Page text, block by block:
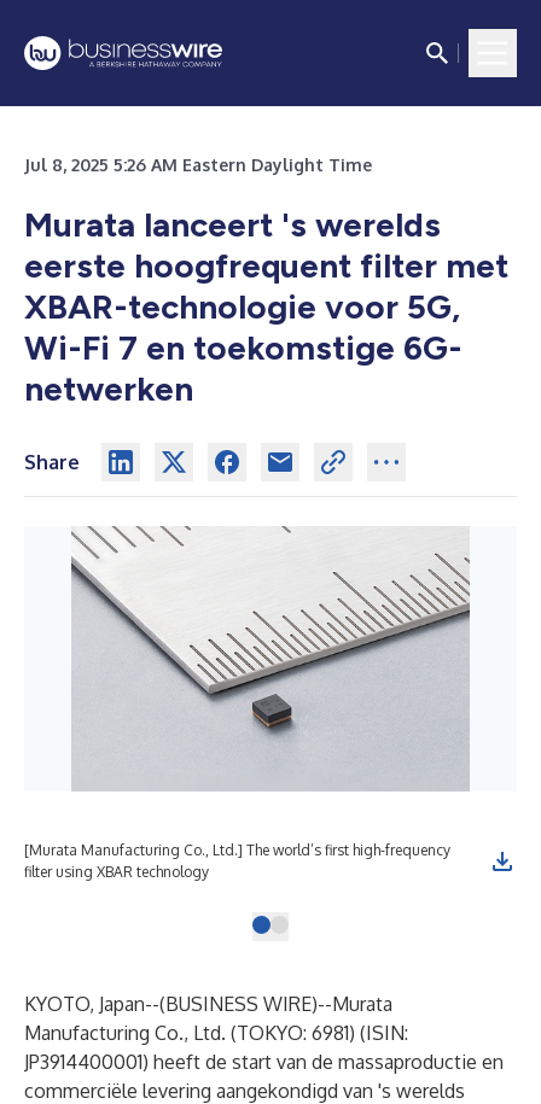
Jul 8, 2025 5:26 AM Eastern Daylight Time
Murata lanceert 's werelds
eerste hoogfrequent filter met
XBAR-technologie voor 5G,
Wi-Fi 7 en toekomstige 6G-
netwerken
Share
[Murata Manufacturing Co., Ltd.] The world’s first high-frequency
filter using XBAR technology
KYOTO, Japan--(BUSINESS WIRE)--Murata
Manufacturing Co., Ltd. (TOKYO: 6981) (ISIN:
JP3914400001) heeft de start van de massaproductie en
commerciële levering aangekondigd van 's werelds